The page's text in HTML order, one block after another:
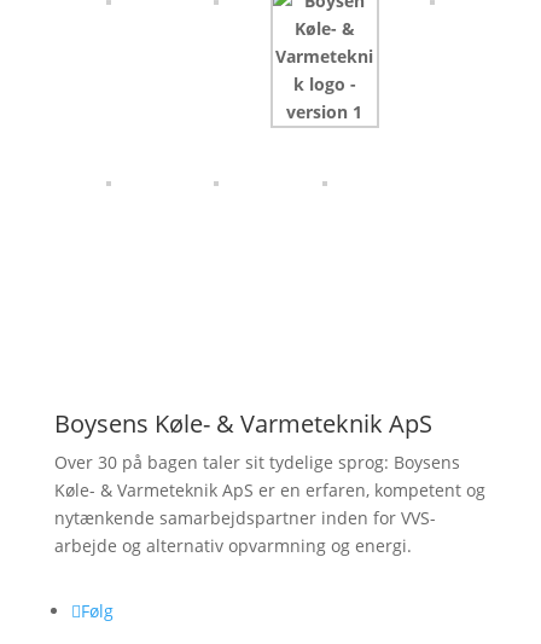
Boysens Køle- & Varmeteknik ApS
Over 30 på bagen taler sit tydelige sprog: Boysens
Køle- & Varmeteknik ApS er en erfaren, kompetent og
nytænkende samarbejdspartner inden for VVS-
arbejde og alternativ opvarmning og energi.
Følg